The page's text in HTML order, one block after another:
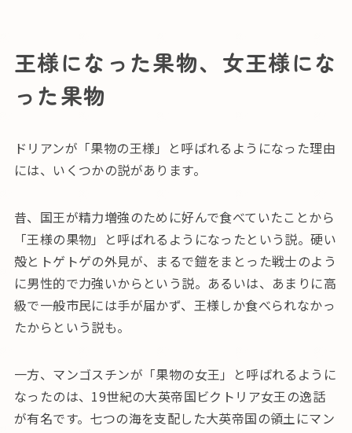
王様になった果物、女王様にな
った果物
ドリアンが「果物の王様」と呼ばれるようになった理由
には、いくつかの説があります。
昔、国王が精力増強のために好んで食べていたことから
「王様の果物」と呼ばれるようになったという説。硬い
殻とトゲトゲの外見が、まるで鎧をまとった戦士のよう
に男性的で力強いからという説。あるいは、あまりに高
級で一般市民には手が届かず、王様しか食べられなかっ
たからという説も。
一方、マンゴスチンが「果物の女王」と呼ばれるように
なったのは、19世紀の大英帝国ビクトリア女王の逸話
が有名です。七つの海を支配した大英帝国の領土にマン